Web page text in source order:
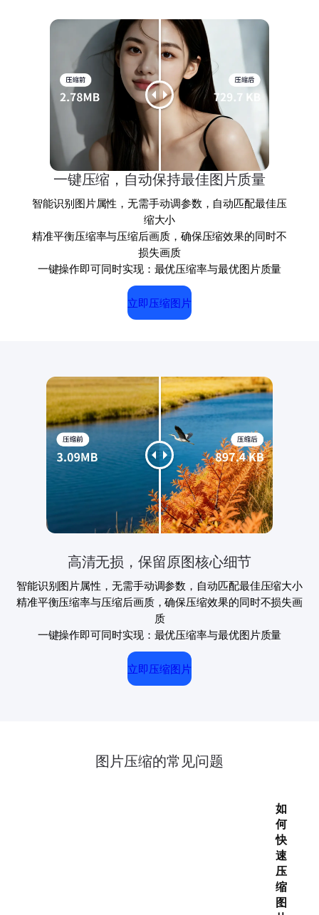
一键压缩，自动保持最佳图片质量
智能识别图片属性，无需手动调参数，自动匹配最佳压
缩大小
精准平衡压缩率与压缩后画质，确保压缩效果的同时不
损失画质
一键操作即可同时实现：最优压缩率与最优图片质量
立即压缩图片
高清无损，保留原图核心细节
智能识别图片属性，无需手动调参数，自动匹配最佳压缩大小
精准平衡压缩率与压缩后画质，确保压缩效果的同时不损失画
质
一键操作即可同时实现：最优压缩率与最优图片质量
立即压缩图片
图片压缩的常见问题
如
何
快
速
压
缩
图